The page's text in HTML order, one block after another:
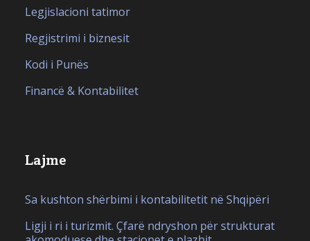
Legjislacioni tatimor
Regjistrimi i biznesit
Kodi i Punës
Financë & Kontabilitet
Lajme
Sa kushton shërbimi i kontabilitetit në Shqipëri
Ligji i ri i turizmit. Çfarë ndryshon për strukturat